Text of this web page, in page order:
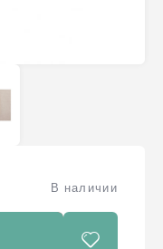
В наличии